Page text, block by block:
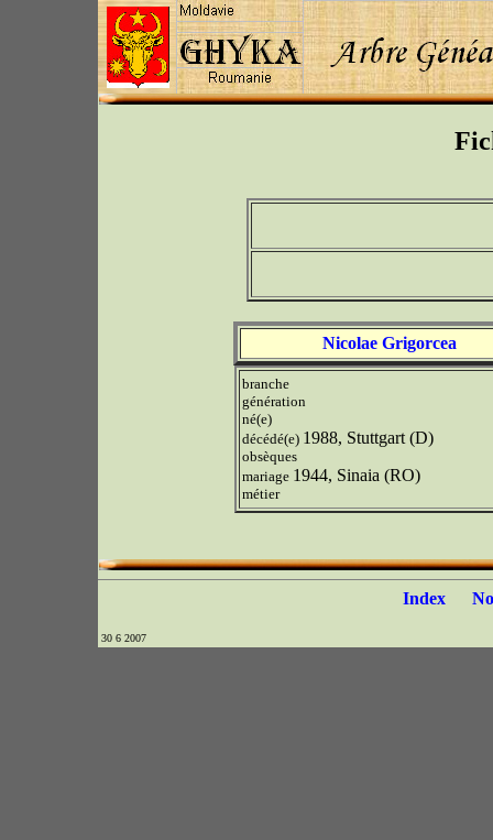
Nicolae Grigorcea
branche
génération
né(e)
décédé(e) 1988, Stuttgart (D)
obsèques
mariage 1944, Sinaia (RO)
métier
Index
30 6 2007